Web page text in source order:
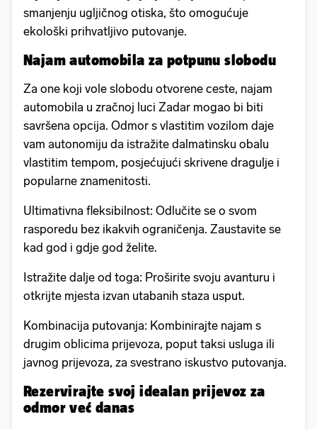
smanjenju ugljičnog otiska, što omogućuje
ekološki prihvatljivo putovanje.
Najam automobila za potpunu slobodu
Za one koji vole slobodu otvorene ceste, najam
automobila u zračnoj luci Zadar mogao bi biti
savršena opcija. Odmor s vlastitim vozilom daje
vam autonomiju da istražite dalmatinsku obalu
vlastitim tempom, posjećujući skrivene dragulje i
popularne znamenitosti.
Ultimativna fleksibilnost: Odlučite se o svom
rasporedu bez ikakvih ograničenja. Zaustavite se
kad god i gdje god želite.
Istražite dalje od toga: Proširite svoju avanturu i
otkrijte mjesta izvan utabanih staza usput.
Kombinacija putovanja: Kombinirajte najam s
drugim oblicima prijevoza, poput taksi usluga ili
javnog prijevoza, za svestrano iskustvo putovanja.
Rezervirajte svoj idealan prijevoz za
odmor već danas